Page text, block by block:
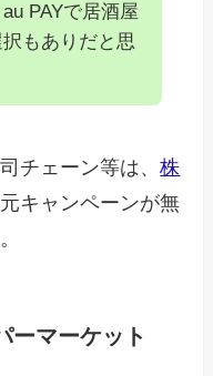
PAYで居酒屋
もありだと思
チェーン等は、株
キャンペーンが無
ーマーケット